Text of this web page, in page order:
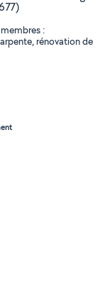
:
rénovation de